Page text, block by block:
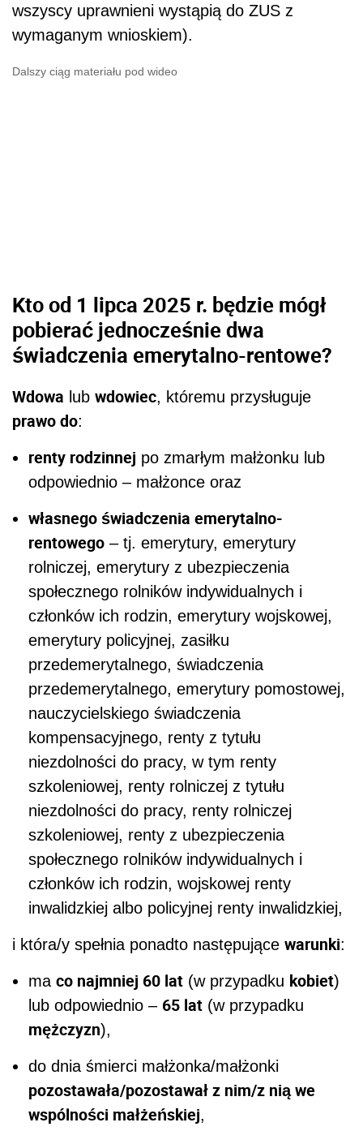
wszyscy uprawnieni wystąpią do ZUS z
wymaganym wnioskiem).
Dalszy ciąg materiału pod wideo
Kto od 1 lipca 2025 r. będzie mógł
pobierać jednocześnie dwa
świadczenia emerytalno-rentowe?
Wdowa lub wdowiec, któremu przysługuje
prawo do:
renty rodzinnej po zmarłym małżonku lub
odpowiednio – małżonce oraz
własnego świadczenia emerytalno-
rentowego – tj. emerytury, emerytury
rolniczej, emerytury z ubezpieczenia
społecznego rolników indywidualnych i
członków ich rodzin, emerytury wojskowej,
emerytury policyjnej, zasiłku
przedemerytalnego, świadczenia
przedemerytalnego, emerytury pomostowej,
nauczycielskiego świadczenia
kompensacyjnego, renty z tytułu
niezdolności do pracy, w tym renty
szkoleniowej, renty rolniczej z tytułu
niezdolności do pracy, renty rolniczej
szkoleniowej, renty z ubezpieczenia
społecznego rolników indywidualnych i
członków ich rodzin, wojskowej renty
inwalidzkiej albo policyjnej renty inwalidzkiej,
i która/y spełnia ponadto następujące warunki:
ma co najmniej 60 lat (w przypadku kobiet)
lub odpowiednio – 65 lat (w przypadku
mężczyzn),
do dnia śmierci małżonka/małżonki
pozostawała/pozostawał z nim/z nią we
wspólności małżeńskiej,